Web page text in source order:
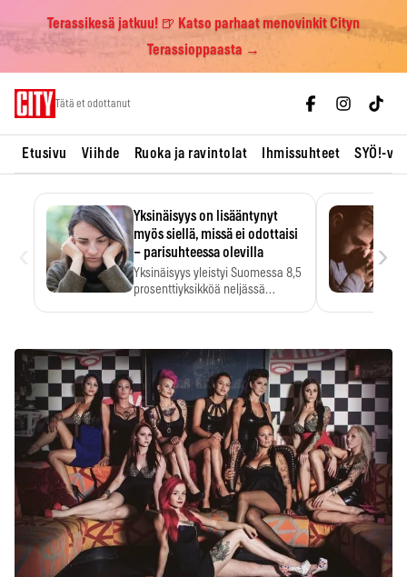
Terassikesä jatkuu! 🍺 Katso parhaat menovinkit Cityn
Terassioppaasta →
Tätä et odottanut
Etusivu Viihde Ruoka ja ravintolat Ihmissuhteet SYÖ!-
Yksinäisyys on lisääntynyt
myös siellä, missä ei odottaisi
– parisuhteessa olevilla
Yksinäisyys yleistyi Suomessa 8,5
prosenttiyksikköä neljässä
›